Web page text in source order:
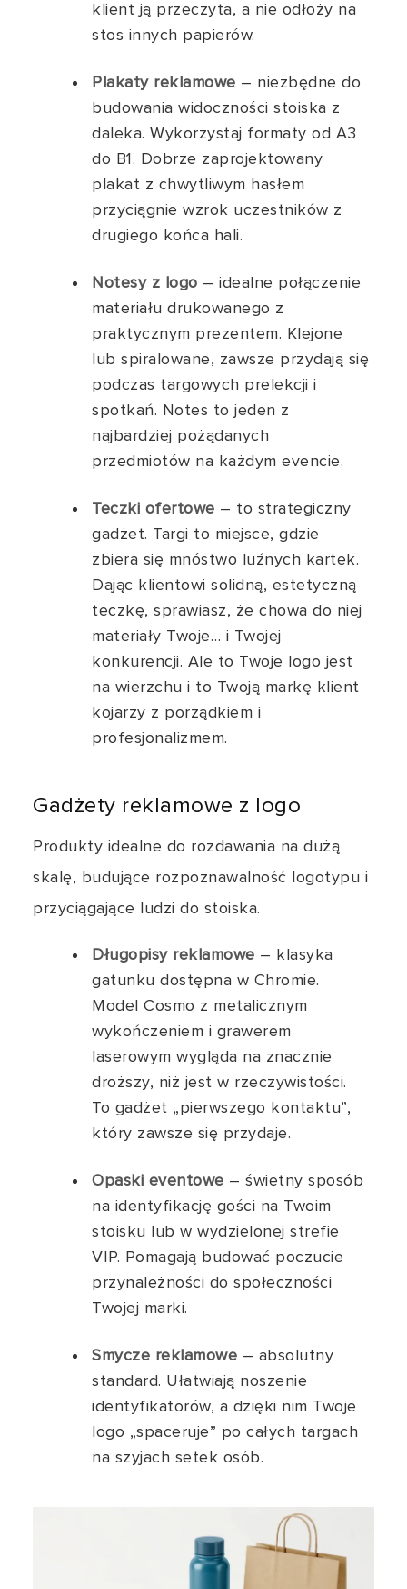
klient ją przeczyta, a nie odłoży na
stos innych papierów.
Plakaty reklamowe – niezbędne do
budowania widoczności stoiska z
daleka. Wykorzystaj formaty od A3
do B1. Dobrze zaprojektowany
plakat z chwytliwym hasłem
przyciągnie wzrok uczestników z
drugiego końca hali.
Notesy z logo – idealne połączenie
materiału drukowanego z
praktycznym prezentem. Klejone
lub spiralowane, zawsze przydają się
podczas targowych prelekcji i
spotkań. Notes to jeden z
najbardziej pożądanych
przedmiotów na każdym evencie.
Teczki ofertowe – to strategiczny
gadżet. Targi to miejsce, gdzie
zbiera się mnóstwo luźnych kartek.
Dając klientowi solidną, estetyczną
teczkę, sprawiasz, że chowa do niej
materiały Twoje… i Twojej
konkurencji. Ale to Twoje logo jest
na wierzchu i to Twoją markę klient
kojarzy z porządkiem i
profesjonalizmem.
Gadżety reklamowe z logo
Produkty idealne do rozdawania na dużą
skalę, budujące rozpoznawalność logotypu i
przyciągające ludzi do stoiska.
Długopisy reklamowe – klasyka
gatunku dostępna w Chromie.
Model Cosmo z metalicznym
wykończeniem i grawerem
laserowym wygląda na znacznie
droższy, niż jest w rzeczywistości.
To gadżet „pierwszego kontaktu”,
który zawsze się przydaje.
Opaski eventowe – świetny sposób
na identyfikację gości na Twoim
stoisku lub w wydzielonej strefie
VIP. Pomagają budować poczucie
przynależności do społeczności
Twojej marki.
Smycze reklamowe – absolutny
standard. Ułatwiają noszenie
identyfikatorów, a dzięki nim Twoje
logo „spaceruje” po całych targach
na szyjach setek osób.